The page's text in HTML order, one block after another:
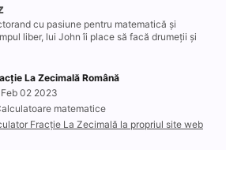
cu pasiune pentru matematică și
liber, lui John îi place să facă drumeții și
La Zecimală Română
02 2023
matematice
Fracție La Zecimală la propriul site web